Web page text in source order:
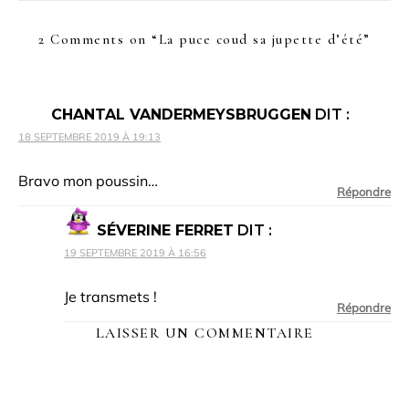
2 Comments on “ La puce coud sa jupette d’été”
CHANTAL VANDERMEYSBRUGGEN DIT :
18 SEPTEMBRE 2019 À 19:13
Bravo mon poussin…
Répondre
SÉVERINE FERRET DIT :
19 SEPTEMBRE 2019 À 16:56
Je transmets !
Répondre
LAISSER UN COMMENTAIRE